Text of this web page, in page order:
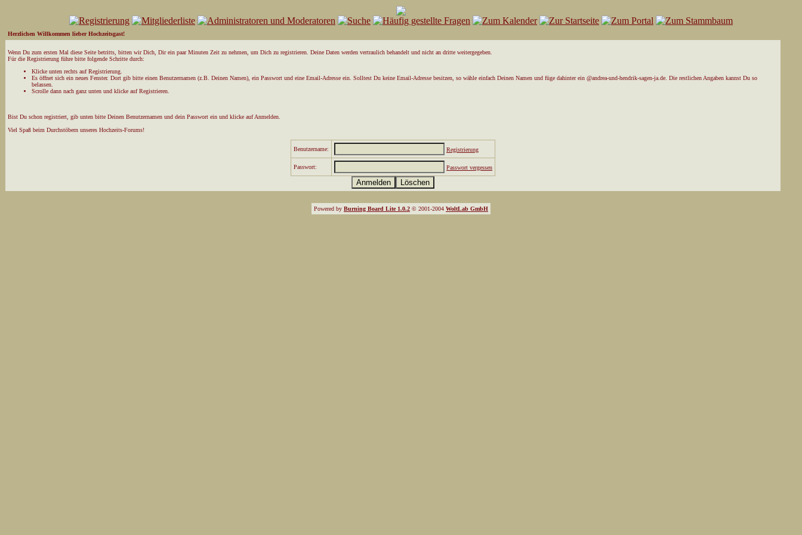
Herzlichen Willkommen lieber Hochzeitsgast!
Wenn Du zum ersten Mal diese Seite betritts, bitten wir Dich, Dir ein paar Minuten Zeit zu nehmen, um Dich zu registrieren. Deine Daten werden vertraulich behandelt und nicht an dritte weitergegeben.
Für die Registrierung führe bitte folgende Schritte durch:
Klicke unten rechts auf Registrierung.
Es öffnet sich ein neues Fenster. Dort gib bitte einen Benutzernamen (z.B. Deinen Namen), ein Passwort und eine Email-Adresse ein. Solltest Du keine Email-Adresse besitzen, so wähle einfach Deinen Namen und füge dahinter ein @andrea-und-hendrik-sagen-ja.de. Die restlichen Angaben kannst Du so
belassen.
Scrolle dann nach ganz unten und klicke auf Registrieren.
Bist Du schon registriert, gib unten bitte Deinen Benutzernamen und dein Passwort ein und klicke auf Anmelden.
Viel Spaß beim Durchstöbern unseres Hochzeits-Forums!
Benutzername: Registrierung
Passwort: Passwort vergessen
Powered by Burning Board Lite 1.0.2 © 2001-2004 WoltLab GmbH